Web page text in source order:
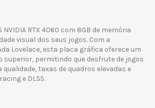
NVIDIA RTX 4060 com 8GB de memória
visual dos seus jogos. Com a
Lovelace, esta placa gráfica oferece um
superior, permitindo que desfrute de jogos
taxas de quadros elevadas e
e DLSS.